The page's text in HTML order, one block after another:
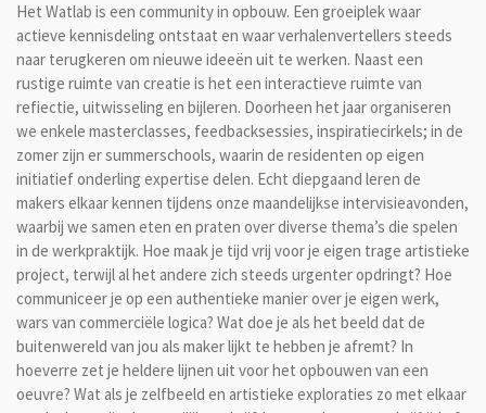
Het Watlab is een community in opbouw. Een groeiplek waar
actieve kennisdeling ontstaat en waar verhalenvertellers steeds
naar terugkeren om nieuwe ideeën uit te werken. Naast een
rustige ruimte van creatie is het een interactieve ruimte van
refiectie, uitwisseling en bijleren. Doorheen het jaar organiseren
we enkele masterclasses, feedbacksessies, inspiratiecirkels; in de
zomer zijn er summerschools, waarin de residenten op eigen
initiatief onderling expertise delen. Echt diepgaand leren de
makers elkaar kennen tijdens onze maandelijkse intervisieavonden,
waarbij we samen eten en praten over diverse thema’s die spelen
in de werkpraktijk. Hoe maak je tijd vrij voor je eigen trage artistieke
project, terwijl al het andere zich steeds urgenter opdringt? Hoe
communiceer je op een authentieke manier over je eigen werk,
wars van commerciële logica? Wat doe je als het beeld dat de
buitenwereld van jou als maker lijkt te hebben je afremt? In
hoeverre zet je heldere lijnen uit voor het opbouwen van een
oeuvre? Wat als je zelfbeeld en artistieke exploraties zo met elkaar